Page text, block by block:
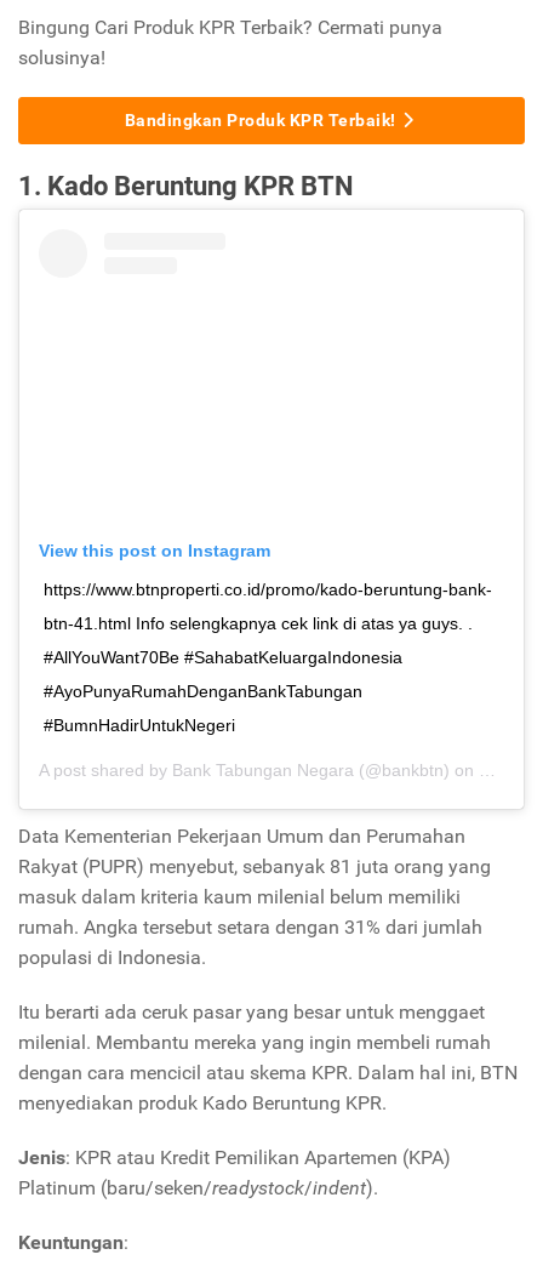
Bingung Cari Produk KPR Terbaik? Cermati punya
solusinya!
Bandingkan Produk KPR Terbaik!
1. Kado Beruntung KPR BTN
View this post on Instagram
https://www.btnproperti.co.id/promo/kado-beruntung-bank-
btn-41.html Info selengkapnya cek link di atas ya guys. .
#AllYouWant70Be #SahabatKeluargaIndonesia
#AyoPunyaRumahDenganBankTabungan
#BumnHadirUntukNegeri
A post shared by Bank Tabungan Negara (@bankbtn) on
Data Kementerian Pekerjaan Umum dan Perumahan
Rakyat (PUPR) menyebut, sebanyak 81 juta orang yang
masuk dalam kriteria kaum milenial belum memiliki
rumah. Angka tersebut setara dengan 31% dari jumlah
populasi di Indonesia.
Itu berarti ada ceruk pasar yang besar untuk menggaet
milenial. Membantu mereka yang ingin membeli rumah
dengan cara mencicil atau skema KPR. Dalam hal ini, BTN
menyediakan produk Kado Beruntung KPR.
Jenis: KPR atau Kredit Pemilikan Apartemen (KPA)
Platinum (baru/seken/readystock/indent).
Keuntungan: